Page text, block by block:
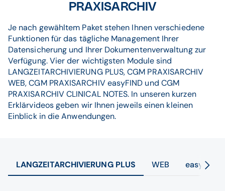
PRAXISARCHIV
Je nach gewähltem Paket stehen Ihnen verschiedene
Funktionen für das tägliche Management Ihrer
Datensicherung und Ihrer Dokumentenverwaltung zur
Verfügung. Vier der wichtigsten Module sind
LANGZEITARCHIVIERUNG PLUS, CGM PRAXISARCHIV
WEB, CGM PRAXISARCHIV easyFIND und CGM
PRAXISARCHIV CLINICAL NOTES. In unseren kurzen
Erklärvideos geben wir Ihnen jeweils einen kleinen
Einblick in die Anwendungen.
LANGZEITARCHIVIERUNG PLUS WEB easyFIND